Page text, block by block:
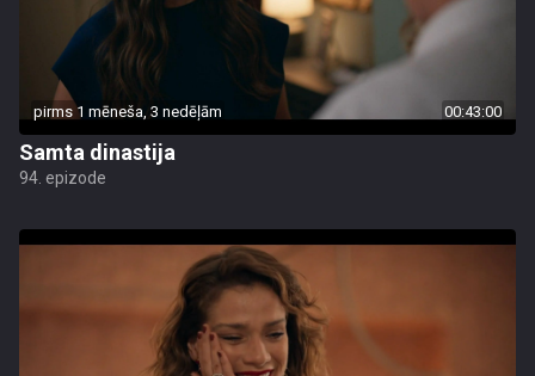
pirms 1 mēneša, 3 nedēļām 00:43:00
Samta dinastija
94. epizode